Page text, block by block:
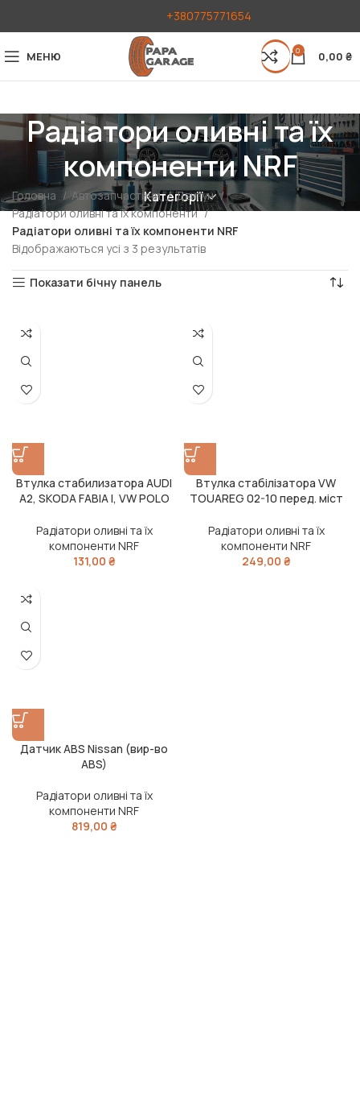
+380775771654
МЕНЮ 0 0,00 ₴
Радіатори оливні та їх
компоненти NRF
Категорії
Головна Автозапчастини
Двигун
Радіатори оливні та їх компоненти
Радіатори оливні та їх компоненти NRF
Відображаються усі з 3 результатів
Показати бічну панель
Втулка стабилизатора AUDI
A2, SKODA FABIA I, VW POLO
FEBI)
Радіатори оливні та їх
компоненти NRF
131,00 ₴
Втулка стабілізатора VW
TOUAREG 02-10 перед. міст
Радіатори оливні та їх
компоненти NRF
249,00 ₴
Датчик ABS Nissan (вир-во
ABS)
Радіатори оливні та їх
компоненти NRF
819,00 ₴